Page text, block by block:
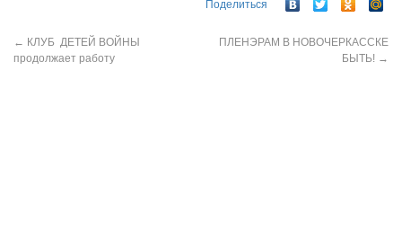
Поделиться
← КЛУБ ДЕТЕЙ ВОЙНЫ
продолжает работу
ПЛЕНЭРАМ В НОВОЧЕРКАССКЕ
БЫТЬ! →